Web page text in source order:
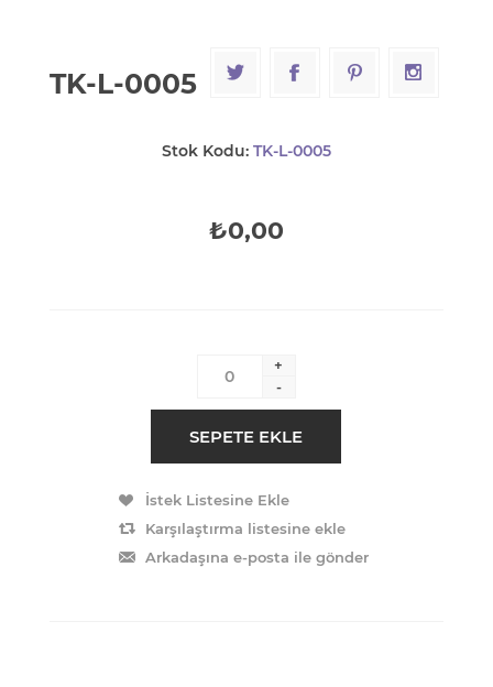
TK-L-0005
Stok Kodu: TK-L-0005
₺0,00
+
-